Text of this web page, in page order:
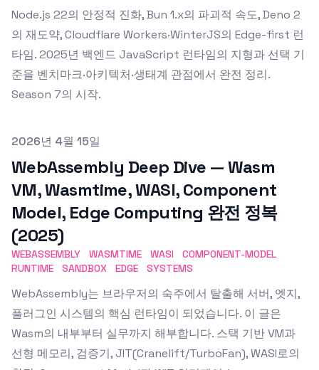
Node.js 22의 안정적 진화, Bun 1.x의 파괴적 속도, Deno 2
의 재도약, Cloudflare Workers·WinterJS의 Edge-first 런
타임. 2025년 백엔드 JavaScript 런타임의 지형과 선택 기
준을 벤치마크·아키텍처·생태계 관점에서 완전 정리.
Season 7의 시작.
Published on
2026년 4월 15일
WebAssembly Deep Dive — Wasm
VM, Wasmtime, WASI, Component
Model, Edge Computing 완전 정복
(2025)
WEBASSEMBLY WASMTIME WASI
COMPONENT-MODEL
RUNTIME
SANDBOX EDGE SYSTEMS
WebAssembly는 브라우저의 숙주에서 탈출해 서버, 엣지,
플러그인 시스템의 핵심 런타임이 되었습니다. 이 글은
Wasm의 내부부터 실무까지 해부합니다. 스택 기반 VM과
선형 메모리, 검증기, JIT(Cranelift/TurboFan), WASI로의